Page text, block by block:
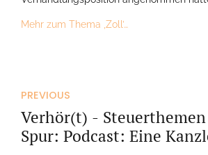
Mehr zum Thema ‚Zoll’…
PREVIOUS
Verhör(t) -
Spur: Podcast: Eine